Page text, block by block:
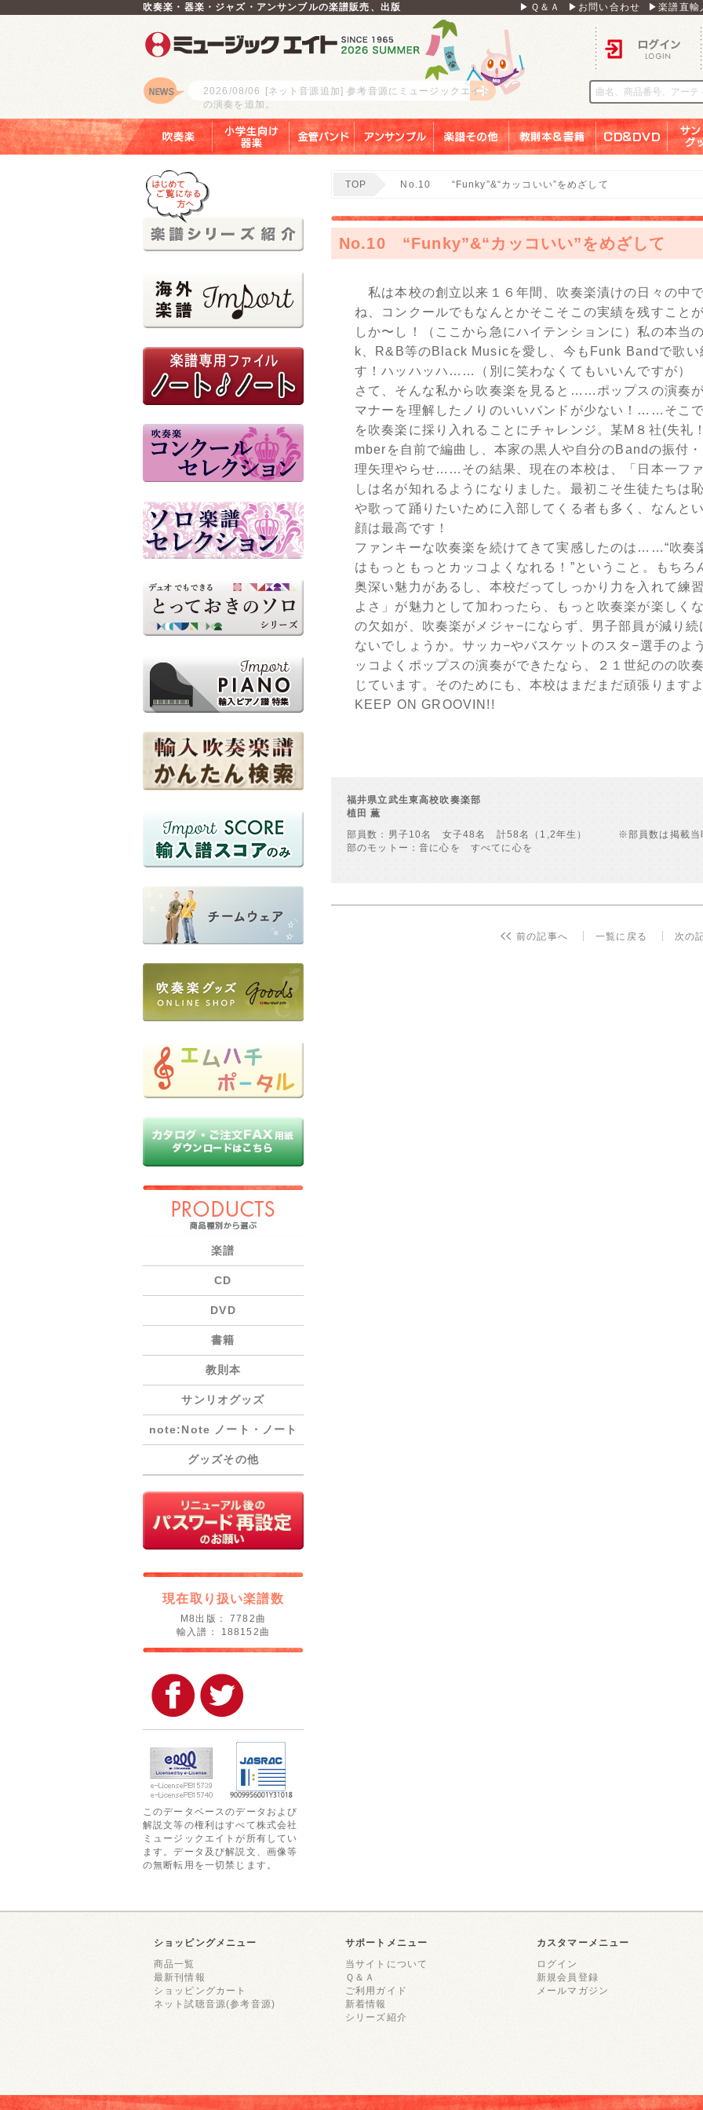
吹奏楽・器楽・ジャズ・アンサンブルの楽譜販売、出版 ▶Ｑ＆Ａ ▶お問い合わせ ▶楽譜直輸
ロゴ
2026/08/06
[ネット音源追加] 参考音源にミュージックエイト
の演奏を追加。
楽譜
CD
DVD
書籍
教則本
サンリオグッズ
note:Note ノート・ノート
グッズその他
現在取り扱い楽譜数
M8出版： 7782曲
輸入譜： 188152曲
このデータベースのデータおよび
解説文等の権利はすべて株式会社
ミュージックエイトが所有してい
ます。データ及び解説文、画像等
の無断転用を一切禁じます。
TOP No.10 “Funky”&“カッコいい”をめざして
No.10 “Funky”&“カッコいい”をめざして
私は本校の創立以来１６年間、吹奏楽漬けの日々の中
ね、コンクールでもなんとかそこそこの実績を残すこと
しか〜し！（ここから急にハイテンションに）私の本当
k、R&B等のBlack Musicを愛し、今もFunk Bandで歌い
す！ハッハッハ……（別に笑わなくてもいいんですが）
さて、そんな私から吹奏楽を見ると……ポップスの演奏
マナーを理解したノりのいいバンドが少ない！……そこ
を吹奏楽に採り入れることにチャレンジ。某M８社(失礼
mberを自前で編曲し、本家の黒人や自分のBandの振付
理矢理やらせ……その結果、現在の本校は、「日本一フ
しは名が知れるようになりました。最初こそ生徒たちは
や歌って踊りたいために入部してくる者も多く、なんと
顔は最高です！
ファンキーな吹奏楽を続けてきて実感したのは……“吹奏
はもっともっとカッコよくなれる！”ということ。もちろ
奥深い魅力があるし、本校だってしっかり力を入れて練
よさ」が魅力として加わったら、もっと吹奏楽が楽しく
の欠如が、吹奏楽がメジャ−にならず、男子部員が減り
ないでしょうか。サッカ−やバスケットのスタ−選手のよ
ッコよくポップスの演奏ができたなら、２１世紀のの吹
じています。そのためにも、本校はまだまだ頑張りますよ
KEEP ON GROOVIN!!
福井県立武生東高校吹奏楽部
植田 薫
部員数：男子10名 女子48名 計58名（1,2年生） ※部員数は掲載当時
部のモットー：音に心を すべてに心を
前の記事へ 一覧に戻る 次の
ショッピングメニュー
商品一覧
最新刊情報
ショッピングカート
ネット試聴音源(参考音源)
サポートメニュー
当サイトについて
Ｑ＆Ａ
ご利用ガイド
新着情報
シリーズ紹介
カスタマーメニュー
ログイン
新規会員登録
メールマガジン